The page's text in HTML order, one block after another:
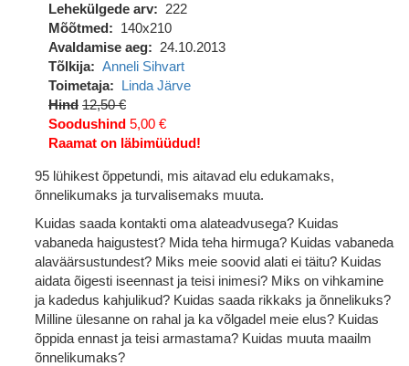
Lehekülgede arv
222
Mõõtmed
140x210
Avaldamise aeg
24.10.2013
Tõlkija
Anneli Sihvart
Toimetaja
Linda Järve
Hind 12,50 €
Soodushind 5,00 €
Raamat on läbimüüdud!
95 lühikest õppetundi, mis aitavad elu edukamaks,
õnnelikumaks ja turvalisemaks muuta.
Kuidas saada kontakti oma alateadvusega? Kuidas
vabaneda haigustest? Mida teha hirmuga? Kuidas vabaneda
alaväärsustundest? Miks meie soovid alati ei täitu? Kuidas
aidata õigesti iseennast ja teisi inimesi? Miks on vihkamine
ja kadedus kahjulikud? Kuidas saada rikkaks ja õnnelikuks?
Milline ülesanne on rahal ja ka võlgadel meie elus? Kuidas
õppida ennast ja teisi armastama? Kuidas muuta maailm
õnnelikumaks?